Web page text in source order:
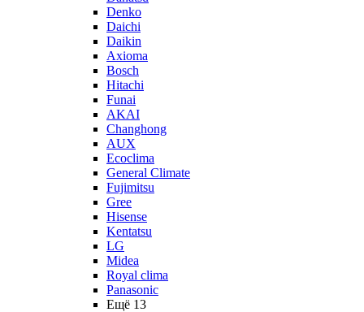
Denko
Daichi
Daikin
Axioma
Bosch
Hitachi
Funai
AKAI
Changhong
AUX
Ecoclima
General Climate
Fujimitsu
Gree
Hisense
Kentatsu
LG
Midea
Royal clima
Panasonic
Ещё 13